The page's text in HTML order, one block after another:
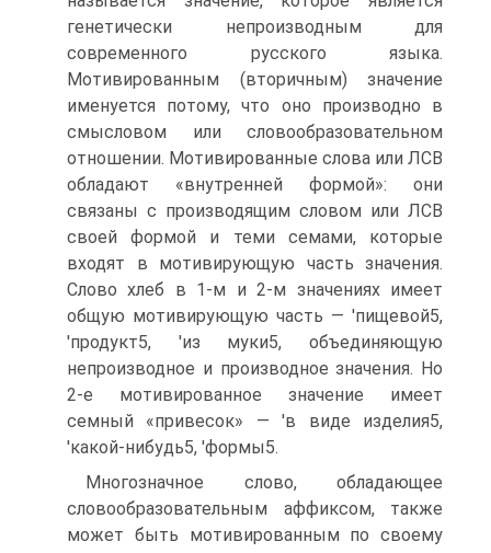
генетически непроизводным для
современного русского языка.
Мотивированным (вторичным) значение
именуется потому, что оно производно в
смысловом или словообразовательном
отношении. Мотивированные слова или ЛСВ
обладают «внутренней формой»: они
связаны с производящим словом или ЛСВ
своей формой и теми семами, которые
входят в мотивирующую часть значения.
Слово хлеб в 1-м и 2-м значениях имеет
общую мотивирующую часть — 'пищевой5,
'продукт5, 'из муки5, объединяющую
непроизводное и производное значения. Но
2-е мотивированное значение имеет
семный «привесок» — 'в виде изделия5,
'какой-нибудь5, 'формы5.
Многозначное слово, обладающее
словообразовательным аффиксом, также
может быть мотивированным по своему